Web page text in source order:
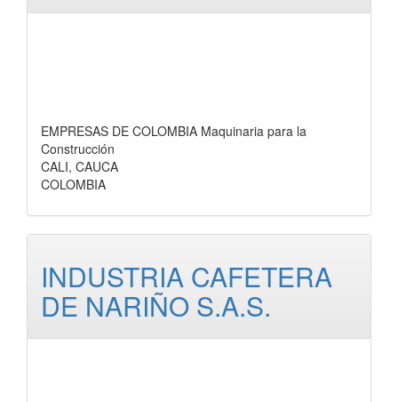
EMPRESAS DE COLOMBIA Maquinaria para la
Construcción
CALI, CAUCA
COLOMBIA
INDUSTRIA CAFETERA
DE NARIÑO S.A.S.